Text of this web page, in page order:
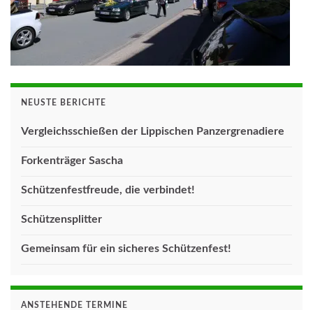
NEUSTE BERICHTE
Vergleichsschießen der Lippischen Panzergrenadiere
Forkenträger Sascha
Schützenfestfreude, die verbindet!
Schützensplitter
Gemeinsam für ein sicheres Schützenfest!
ANSTEHENDE TERMINE